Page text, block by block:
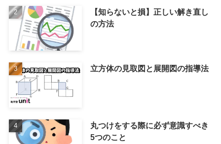
【知らないと損】正しい解き直し
の方法
立方体の見取図と展開図の指導法
丸つけをする際に必ず意識すべき
5つのこと